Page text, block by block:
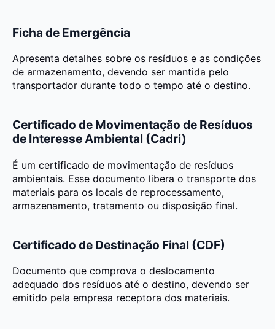
Ficha de Emergência
Apresenta detalhes sobre os resíduos e as condições
de armazenamento, devendo ser mantida pelo
transportador durante todo o tempo até o destino.
Certificado de Movimentação de Resíduos
de Interesse Ambiental (Cadri)
É um certificado de movimentação de resíduos
ambientais. Esse documento libera o transporte dos
materiais para os locais de reprocessamento,
armazenamento, tratamento ou disposição final.
Certificado de Destinação Final (CDF)
Documento que comprova o deslocamento
adequado dos resíduos até o destino, devendo ser
emitido pela empresa receptora dos materiais.